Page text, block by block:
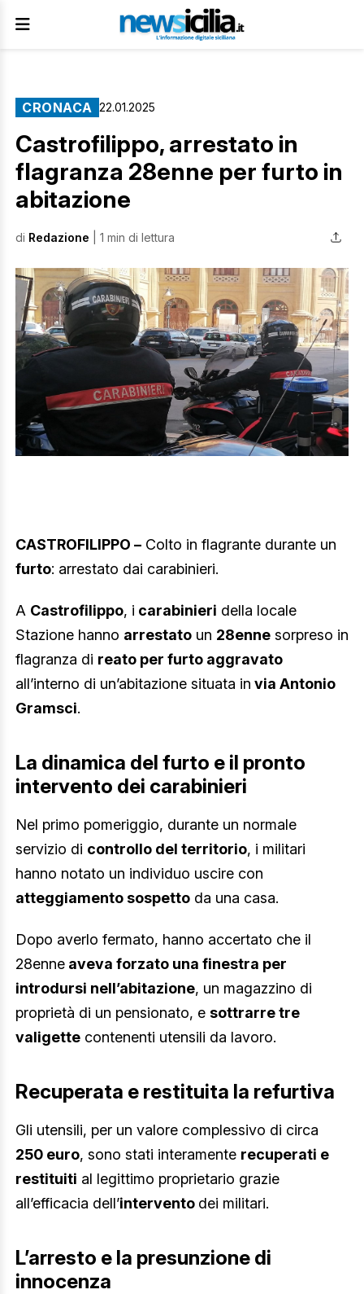
CRONACA 22.01.2025
Castrofilippo, arrestato in
flagranza 28enne per furto in
abitazione
di Redazione | 1 min di lettura
CASTROFILIPPO – Colto in flagrante durante un
furto: arrestato dai carabinieri.
A Castrofilippo, i carabinieri della locale
Stazione hanno arrestato un 28enne sorpreso in
flagranza di reato per furto aggravato
all’interno di un’abitazione situata in via Antonio
Gramsci.
La dinamica del furto e il pronto
intervento dei carabinieri
Nel primo pomeriggio, durante un normale
servizio di controllo del territorio, i militari
hanno notato un individuo uscire con
atteggiamento sospetto da una casa.
Dopo averlo fermato, hanno accertato che il
28enne aveva forzato una finestra per
introdursi nell’abitazione, un magazzino di
proprietà di un pensionato, e sottrarre tre
valigette contenenti utensili da lavoro.
Recuperata e restituita la refurtiva
Gli utensili, per un valore complessivo di circa
250 euro, sono stati interamente recuperati e
restituiti al legittimo proprietario grazie
all’efficacia dell’intervento dei militari.
L’arresto e la presunzione di
innocenza